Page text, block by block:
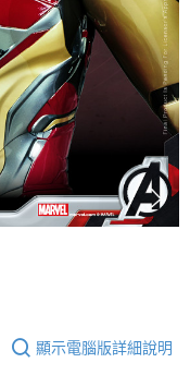
顯示電腦版詳細說明